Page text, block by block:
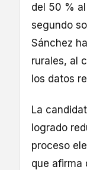
del 50 %
segundo
Sánchez
rurales, al
los datos
La
logrado
proceso
que afirma